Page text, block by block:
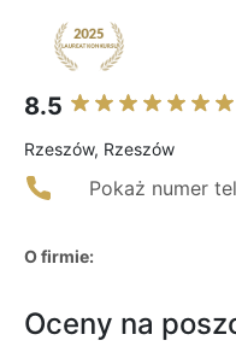
8.5
Rzeszów, Rzeszów
Pokaż numer
O firmie:
Oceny na